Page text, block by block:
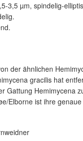
3,5 µm, spindelig-
der ähnlichen
gracilis hat
Gattung Hemimycena
Elborne ist ihre